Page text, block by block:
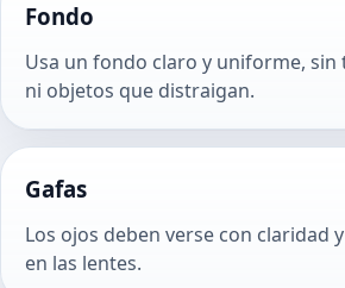
Fondo
Usa un fondo claro y uniforme, sin
ni objetos que distraigan.
Gafas
Los ojos deben verse con claridad
en las lentes.